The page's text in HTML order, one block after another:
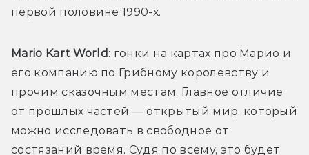
первой половине 1990-х.
Mario Kart World : гонки на картах про Марио и
его компанию по Грибному королевству и
прочим сказочным местам. Главное отличие
от прошлых частей — открытый мир, который
можно исследовать в свободное от
состязаний время. Судя по всему, это будет